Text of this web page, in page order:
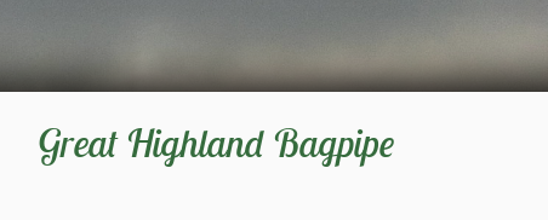
Great Highland Bagpipe